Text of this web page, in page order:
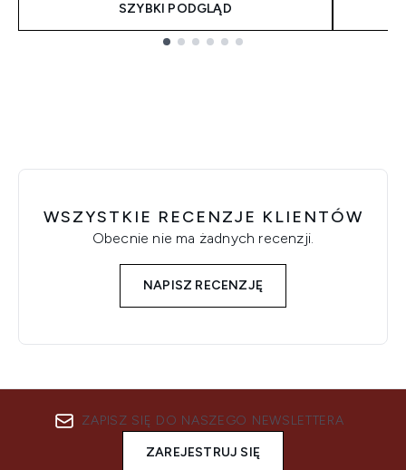
SZYBKI PODGLĄD
WSZYSTKIE RECENZJE KLIENTÓW
Obecnie nie ma żadnych recenzji.
NAPISZ RECENZJĘ
ZAPISZ SIĘ DO NASZEGO NEWSLETTERA
ZAREJESTRUJ SIĘ